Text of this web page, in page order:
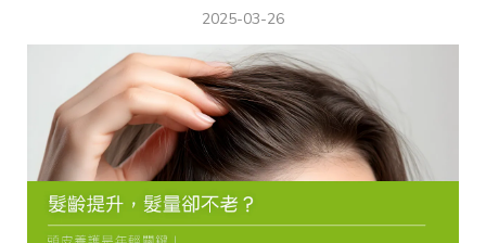
2025-03-26